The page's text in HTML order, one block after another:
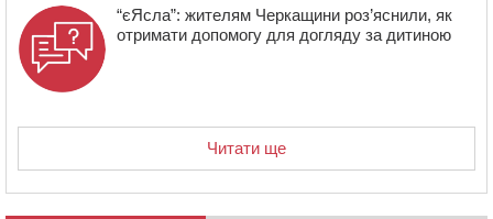
“єЯсла”: жителям Черкащини роз’яснили, як
отримати допомогу для догляду за дитиною
Читати ще